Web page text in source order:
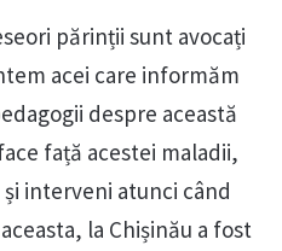
părinții sunt avocați
acei care informăm
despre această
față acestei maladii,
interveni atunci când
la Chișinău a fost